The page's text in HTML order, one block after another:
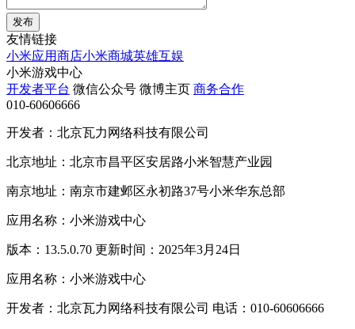
发布
友情链接
小米应用商店小米商城英雄互娱
小米游戏中心
开发者平台 微信公众号 微博主页 商务合作
010-60606666
开发者：北京瓦力网络科技有限公司
北京地址：北京市昌平区安居路小米智慧产业园
南京地址：南京市建邺区永初路37号小米华东总部
应用名称：小米游戏中心
版本：13.5.0.70 更新时间：2025年3月24日
应用名称：小米游戏中心
开发者：北京瓦力网络科技有限公司 电话：010-60606666